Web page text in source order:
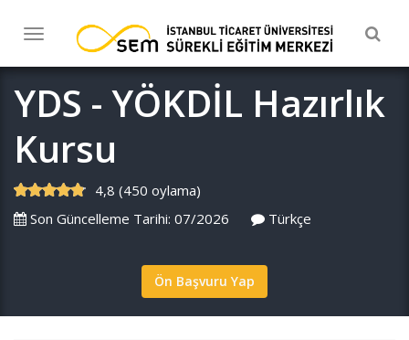
Toggle
navigation
YDS - YÖKDİL Hazırlık
Kursu
4,8 (450 oylama)
Son Güncelleme Tarihi: 07/2026
Türkçe
Ön Başvuru Yap